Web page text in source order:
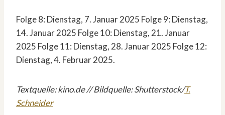
Folge 8: Dienstag, 7. Januar 2025 Folge 9: Dienstag,
14. Januar 2025 Folge 10: Dienstag, 21. Januar
2025 Folge 11: Dienstag, 28. Januar 2025 Folge 12:
Dienstag, 4. Februar 2025.
Textquelle: kino.de // Bildquelle: Shutterstock/T.
Schneider